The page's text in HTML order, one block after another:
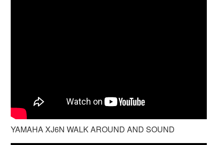
YAMAHA XJ6N WALK AROUND AND SOUND